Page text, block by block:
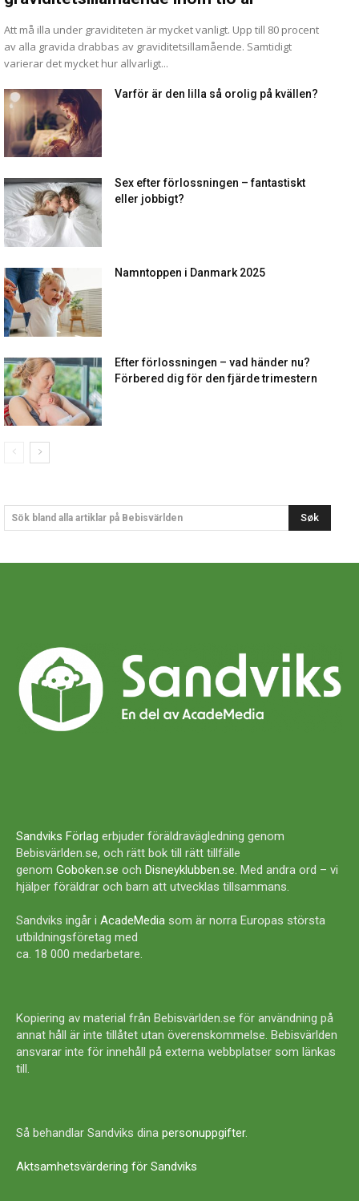
Att må illa under graviditeten är mycket vanligt. Upp till 80 procent
av alla gravida drabbas av graviditetsillamående. Samtidigt
varierar det mycket hur allvarligt...
Varför är den lilla så orolig på kvällen?
Sex efter förlossningen – fantastiskt
eller jobbigt?
Namntoppen i Danmark 2025
Efter förlossningen – vad händer nu?
Förbered dig för den fjärde trimestern
Sök bland alla artiklar på Bebisvärlden Søk
Sandviks Förlag erbjuder föräldravägledning genom
Bebisvärlden.se, och rätt bok till rätt tillfälle
genom Goboken.se och Disneyklubben.se. Med andra ord – vi
hjälper föräldrar och barn att utvecklas tillsammans.
Sandviks ingår i AcadeMedia som är norra Europas största
utbildningsföretag med
ca. 18 000 medarbetare.
Kopiering av material från Bebisvärlden.se för användning på
annat håll är inte tillåtet utan överenskommelse. Bebisvärlden
ansvarar inte för innehåll på externa webbplatser som länkas
till.
Så behandlar Sandviks dina personuppgifter.
Aktsamhetsvärdering för Sandviks